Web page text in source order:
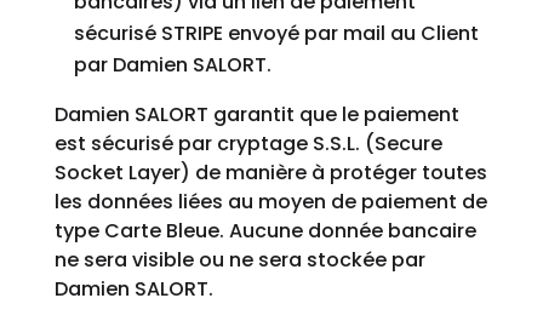
sécurisé STRIPE envoyé par mail au Client
par Damien SALORT.
Damien SALORT garantit que le paiement
est sécurisé par cryptage S.S.L. (Secure
Socket Layer) de manière à protéger toutes
les données liées au moyen de paiement de
type Carte Bleue. Aucune donnée bancaire
ne sera visible ou ne sera stockée par
Damien SALORT.